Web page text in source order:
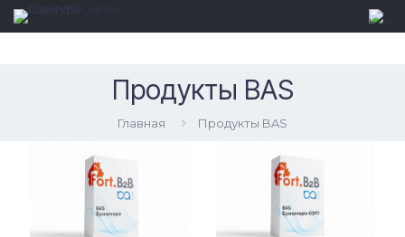
Продукты BAS
Главная Продукты BAS